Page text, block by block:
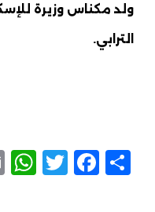
ولد مكناس وزيرة
الترابي.
Share